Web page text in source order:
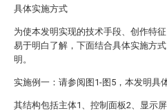
具体实施方式
为使本发明实现的技术手段、创作特
易于明白了解，下面结合具体实施方
明。
实施例一：请参阅图1-图5，本发明具
其结构包括主体1、控制面板2、显示